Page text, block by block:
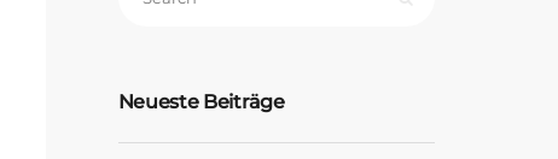
Neueste Beiträge